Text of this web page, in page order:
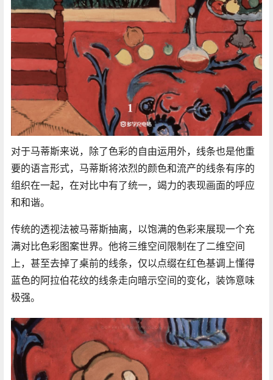
对于马蒂斯来说，除了色彩的自由运用外，线条也是他重
要的语言形式，马蒂斯将浓烈的颜色和流产的线条有序的
组织在一起，在对比中有了统一，竭力的表现画面的呼应
和和谐。
传统的透视法被马蒂斯抽离，以饱满的色彩来展现一个充
满对比色彩图案世界。他将三维空间限制在了二维空间
上，甚至去掉了桌前的线条，仅以点缀在红色基调上懂得
蓝色的阿拉伯花纹的线条走向暗示空间的变化，装饰意味
极强。